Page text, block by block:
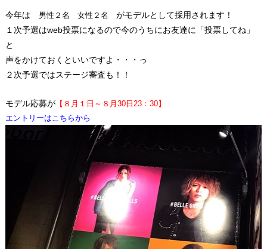
今年は 男性２名 女性２名 がモデルとして採用されます！
１次予選はweb投票になるので今のうちにお友達に「投票してね」
と
声をかけておくといいですよ・・・っ
２次予選ではステージ審査も！！
モデル応募が【８月１日～８月30日23：30】
エントリーはこちらから